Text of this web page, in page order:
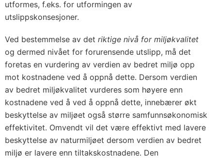
utformes, f.eks. for utformingen av
utslippskonsesjoner.
Ved bestemmelse av det riktige nivå for miljøkvalitet
og dermed nivået for forurensende utslipp, må det
foretas en vurdering av verdien av bedret miljø opp
mot kostnadene ved å oppnå dette. Dersom verdien
av bedret miljøkvalitet vurderes som høyere enn
kostnadene ved å ved å oppnå dette, innebærer økt
beskyttelse av miljøet også større samfunnsøkonomisk
effektivitet. Omvendt vil det være effektivt med lavere
beskyttelse av naturmiljøet dersom verdien av bedret
miljø er lavere enn tiltakskostnadene. Den